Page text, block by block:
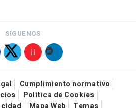
SÍGUENOS
Cumplimiento normativo
Política de Cookies